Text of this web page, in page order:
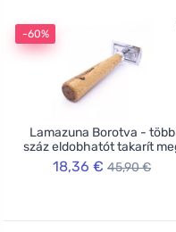
-60%
Lamazuna Borotva - több
száz eldobhatót takarít
18,36 € 45,90 €